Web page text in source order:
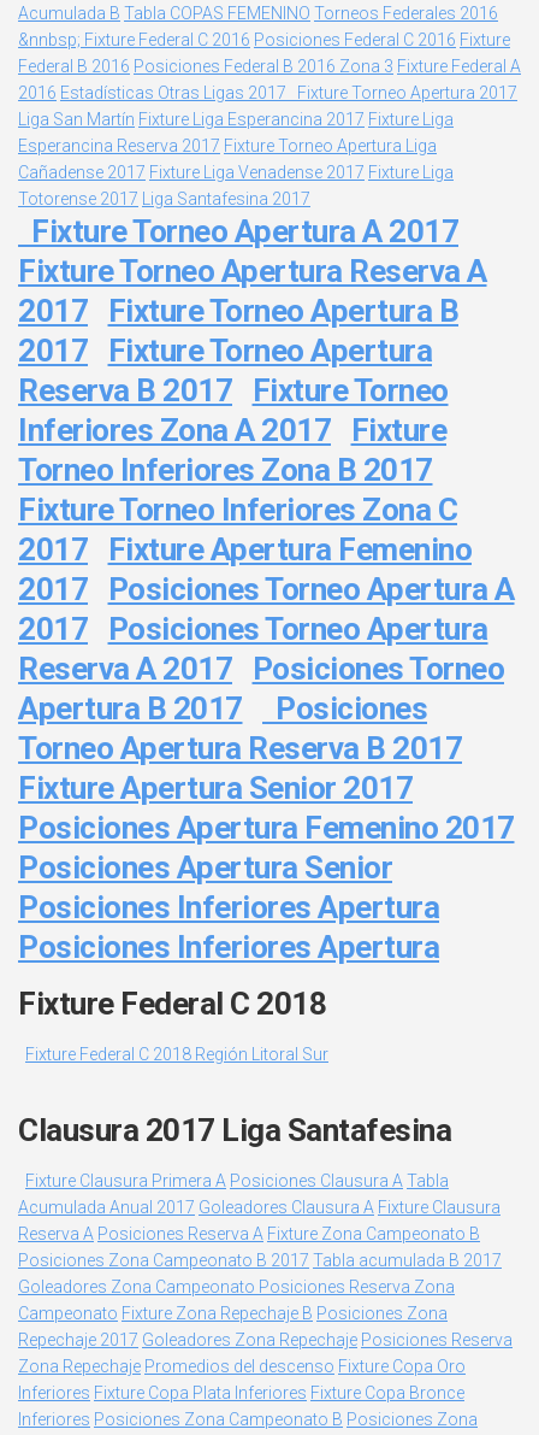
Acumulada B Tabla COPAS FEMENINO Torneos Federales 2016
&nnbsp; Fixture Federal C 2016 Posiciones Federal C 2016 Fixture
Federal B 2016 Posiciones Federal B 2016 Zona 3 Fixture Federal A
2016 Estadísticas Otras Ligas 2017 Fixture Torneo Apertura 2017
Liga San Martín Fixture Liga Esperancina 2017 Fixture Liga
Esperancina Reserva 2017 Fixture Torneo Apertura Liga
Cañadense 2017 Fixture Liga Venadense 2017 Fixture Liga
Totorense 2017 Liga Santafesina 2017
Fixture Torneo Apertura A 2017
Fixture Torneo Apertura Reserva A
2017
Fixture Torneo Apertura B
2017
Fixture Torneo Apertura
Reserva B 2017
Fixture Torneo
Inferiores Zona A 2017
Fixture
Torneo Inferiores Zona B 2017
Fixture Torneo Inferiores Zona C
2017
Fixture Apertura Femenino
2017
Posiciones Torneo Apertura A
2017
Posiciones Torneo Apertura
Reserva A 2017
Posiciones Torneo
Apertura B 2017
Posiciones
Torneo Apertura Reserva B 2017
Fixture Apertura Senior 2017
Posiciones Apertura Femenino 2017
Posiciones Apertura Senior
Posiciones Inferiores Apertura
Posiciones Inferiores Apertura
Fixture Federal C 2018
Fixture Federal C 2018 Región Litoral Sur
Clausura 2017 Liga Santafesina
Fixture Clausura Primera A Posiciones Clausura ATabla
Acumulada Anual 2017 Goleadores Clausura A Fixture Clausura
Reserva A Posiciones Reserva A Fixture Zona Campeonato B
Posiciones Zona Campeonato B 2017 Tabla acumulada B 2017
Goleadores Zona Campeonato Posiciones Reserva Zona
Campeonato Fixture Zona Repechaje B Posiciones Zona
Repechaje 2017 Goleadores Zona Repechaje Posiciones Reserva
Zona Repechaje Promedios del descenso Fixture Copa Oro
Inferiores Fixture Copa Plata Inferiores Fixture Copa Bronce
Inferiores Posiciones Zona Campeonato B Posiciones Zona